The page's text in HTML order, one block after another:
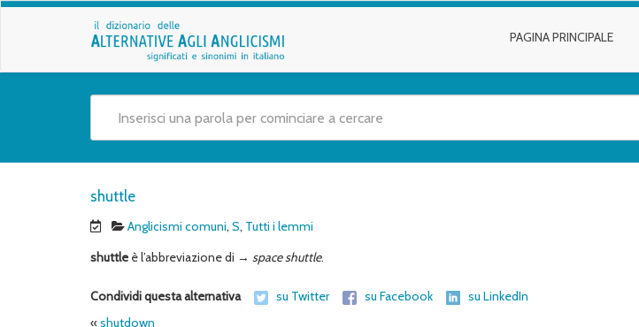
PAGINA PRINCIPALE
shuttle
Anglicismi comuni, S, Tutti i lemmi
shuttle è l’abbreviazione di → spaceshuttle.
Condividi questa alternativa su Twitter su Facebook
su LinkedIn
«shutdown